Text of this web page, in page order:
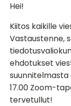
Hei!
Kiitos kaikille
Vastaustenne,
ehdotukset
suunnitelmasta
17.00 Zoom-
tervetullut!